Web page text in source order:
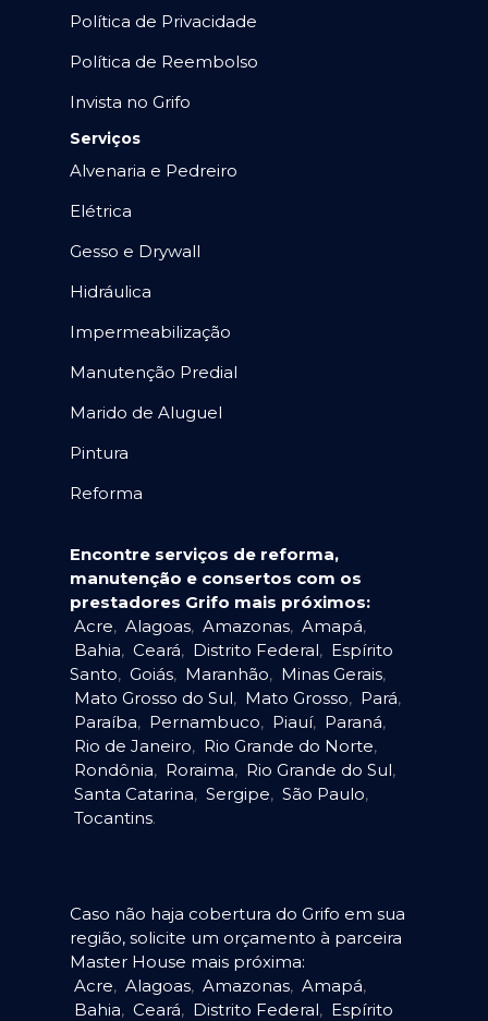
Política de Privacidade
Política de Reembolso
Invista no Grifo
Serviços
Alvenaria e Pedreiro
Elétrica
Gesso e Drywall
Hidráulica
Impermeabilização
Manutenção Predial
Marido de Aluguel
Pintura
Reforma
Encontre serviços de reforma,
manutenção e consertos com os
prestadores Grifo mais próximos:
Acre, Alagoas, Amazonas, Amapá,
Bahia, Ceará, Distrito Federal, Espírito
Santo, Goiás, Maranhão, Minas Gerais,
Mato Grosso do Sul, Mato Grosso, Pará,
Paraíba, Pernambuco, Piauí, Paraná,
Rio de Janeiro, Rio Grande do Norte,
Rondônia, Roraima, Rio Grande do Sul,
Santa Catarina, Sergipe, São Paulo,
Tocantins.
Caso não haja cobertura do Grifo em sua
região, solicite um orçamento à parceira
Master House mais próxima:
Acre, Alagoas, Amazonas, Amapá,
Bahia, Ceará, Distrito Federal, Espírito